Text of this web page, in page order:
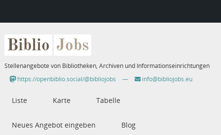
Biblio Jobs
Stellenangebote von Bibliotheken, Archiven und Informationseinrichtungen
https://openbiblio.social/@bibliojobs
— info@bibliojobs.eu
Liste Karte Tabelle
Neues Angebot eingeben Blog